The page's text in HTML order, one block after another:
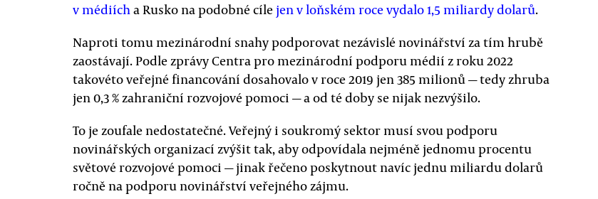
v médiícha Rusko na podobné cílejen v loňském roce vydalo 1,5 miliardy dolarů.
Naproti tomu mezinárodní snahy podporovat nezávislé novinářství za tím hrubě
zaostávají. Podle zprávy Centra pro mezinárodní podporu médií z roku 2022
takovéto veřejné financování dosahovalo v roce 2019 jen 385 milionů — tedy zhruba
jen 0,3 % zahraniční rozvojové pomoci — a od té doby se nijak nezvýšilo.
To je zoufale nedostatečné. Veřejný i soukromý sektor musí svou podporu
novinářských organizací zvýšit tak, aby odpovídala nejméně jednomu procentu
světové rozvojové pomoci — jinak řečeno poskytnout navíc jednu miliardu dolarů
ročně na podporu novinářství veřejného zájmu.